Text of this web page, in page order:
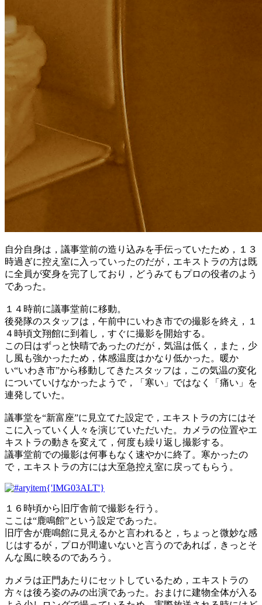
自分自身は，議事堂前の造り込みを手伝っていたため，１３
時過ぎに控え室に入っていったのだが，エキストラの方は既
に全員が変身を完了しており，どうみてもプロの役者のよう
であった。
１４時前に議事堂前に移動。
後発隊のスタッフは，午前中にいわき市での撮影を終え，１
４時頃文翔館に到着し，すぐに撮影を開始する。
この日はずっと快晴であったのだが，気温は低く，また，少
し風も強かったため，体感温度はかなり低かった。暖か
い“いわき市”から移動してきたスタッフは，この気温の変化
についていけなかったようで，「寒い」ではなく「痛い」を
連発していた。
議事堂を“新富座”に見立てた設定で，エキストラの方にはそ
こに入っていく人々を演じていただいた。カメラの位置やエ
キストラの動きを変えて，何度も繰り返し撮影する。
議事堂前での撮影は何事もなく速やかに終了。寒かったの
で，エキストラの方には大至急控え室に戻ってもらう。
１６時頃から旧庁舎前で撮影を行う。
ここは“鹿鳴館”という設定であった。
旧庁舎が鹿鳴館に見えるかと言われると，ちょっと微妙な感
じはするが，プロが間違いないと言うのであれば，きっとそ
んな風に映るのであろう。
カメラは正門あたりにセットしているため，エキストラの
方々は後ろ姿のみの出演であった。おまけに建物全体が入る